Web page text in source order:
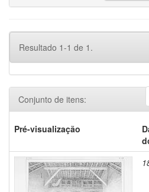
Resultado 1-1 de 1.
Conjunto de itens:
Pré-visualização